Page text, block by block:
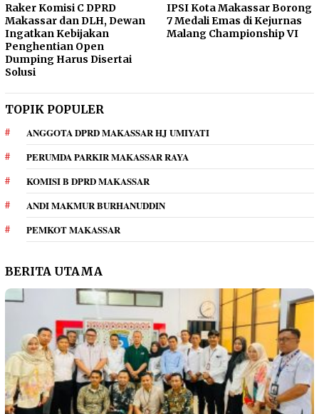
Raker Komisi C DPRD
Makassar dan DLH, Dewan
Ingatkan Kebijakan
Penghentian Open
Dumping Harus Disertai
Solusi
IPSI Kota Makassar Borong
7 Medali Emas di Kejurnas
Malang Championship VI
TOPIK POPULER
ANGGOTA DPRD MAKASSAR HJ UMIYATI
PERUMDA PARKIR MAKASSAR RAYA
KOMISI B DPRD MAKASSAR
ANDI MAKMUR BURHANUDDIN
PEMKOT MAKASSAR
BERITA UTAMA